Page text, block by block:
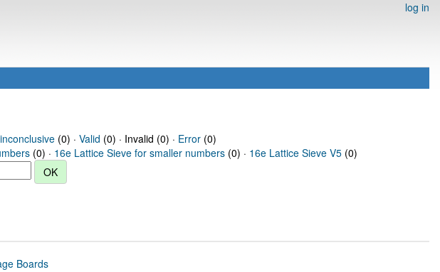
log in
(0) · Valid (0) · Invalid (0) · Error(0)
(0) · 16e Lattice Sieve for smaller numbers (0) · 16e Lattice Sieve V5 (0)
Boards